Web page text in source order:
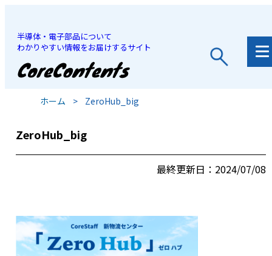
半導体・電子部品について
わかりやすい情報をお届けするサイト
JP
ホーム > ZeroHub_big
ZeroHub_big
最終更新日：2024/07/08